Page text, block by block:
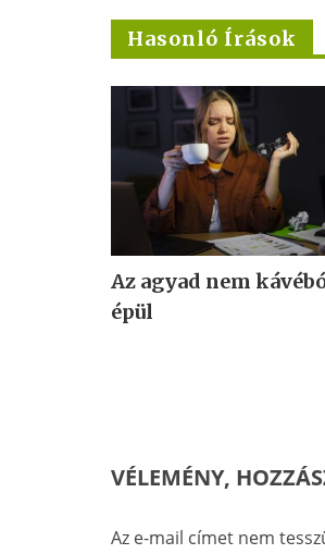
Hasonló Írások
Az agyad nem
épül
VÉLEMÉNY,
Az e-mail címet nem